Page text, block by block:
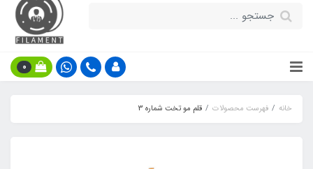
0
خانه فهرست محصولات قلم مو تخت شماره 3